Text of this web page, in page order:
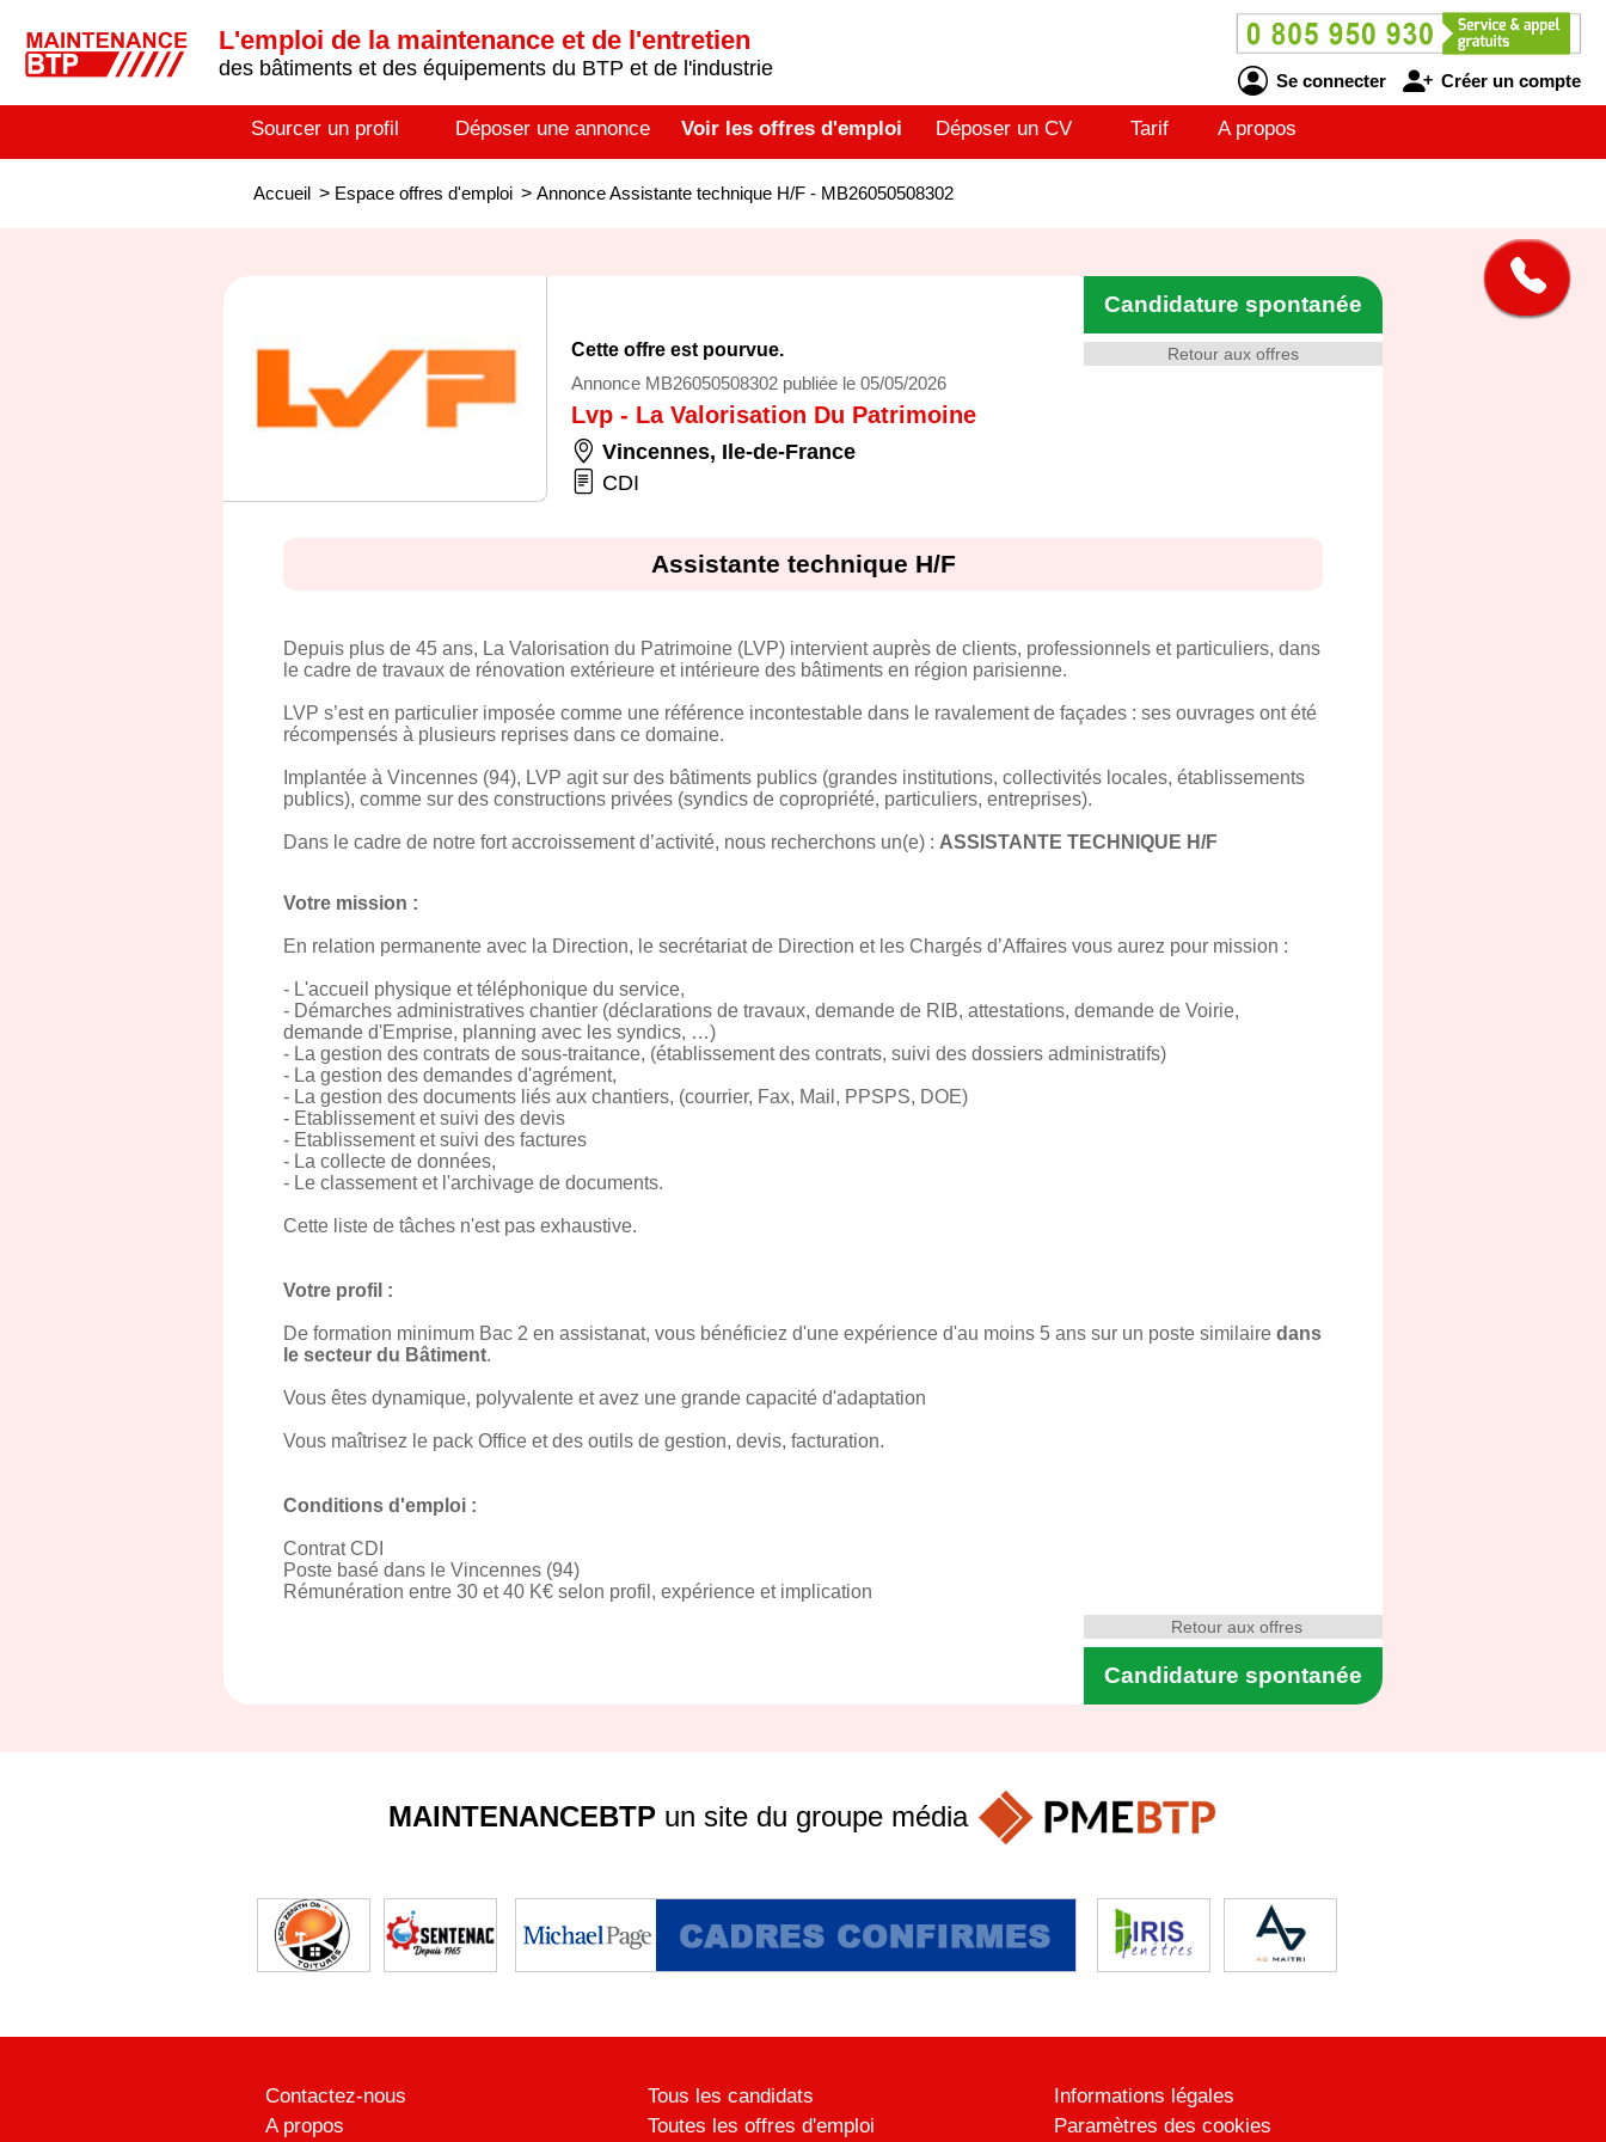
L'emploi de la maintenance et de l'entretien
des bâtiments et des équipements du BTP et de l'industrie
Se connecter Créer un compte
Sourcer un profil Déposer une annonce Voir les offres d'emploi Déposer un CV Tarif A propos
Accueil > Espace offres d'emploi > Annonce Assistante technique H/F - MB26050508302
Retour aux offres
Candidature spontanée
Cette offre est pourvue.
Annonce MB26050508302 publiée le 05/05/2026
Lvp - La Valorisation Du Patrimoine
Vincennes, Ile-de-France
CDI
Assistante technique H/F
Depuis plus de 45 ans, La Valorisation du Patrimoine (LVP) intervient auprès de clients, professionnels et particuliers, dans
le cadre de travaux de rénovation extérieure et intérieure des bâtiments en région parisienne.
LVP s’est en particulier imposée comme une référence incontestable dans le ravalement de façades : ses ouvrages ont été
récompensés à plusieurs reprises dans ce domaine.
Implantée à Vincennes (94), LVP agit sur des bâtiments publics (grandes institutions, collectivités locales, établissements
publics), comme sur des constructions privées (syndics de copropriété, particuliers, entreprises).
Dans le cadre de notre fort accroissement d’activité, nous recherchons un(e) : ASSISTANTE TECHNIQUE H/F
Votre mission :
En relation permanente avec la Direction, le secrétariat de Direction et les Chargés d’Affaires vous aurez pour mission :
- L'accueil physique et téléphonique du service,
- Démarches administratives chantier (déclarations de travaux, demande de RIB, attestations, demande de Voirie,
demande d'Emprise, planning avec les syndics, …)
- La gestion des contrats de sous-traitance, (établissement des contrats, suivi des dossiers administratifs)
- La gestion des demandes d'agrément,
- La gestion des documents liés aux chantiers, (courrier, Fax, Mail, PPSPS, DOE)
- Etablissement et suivi des devis
- Etablissement et suivi des factures
- La collecte de données,
- Le classement et l'archivage de documents.
Cette liste de tâches n'est pas exhaustive.
Votre profil :
De formation minimum Bac 2 en assistanat, vous bénéficiez d'une expérience d'au moins 5 ans sur un poste similaire dans
le secteur du Bâtiment.
Vous êtes dynamique, polyvalente et avez une grande capacité d'adaptation
Vous maîtrisez le pack Office et des outils de gestion, devis, facturation.
Conditions d'emploi :
Contrat CDI
Poste basé dans le Vincennes (94)
Rémunération entre 30 et 40 K€ selon profil, expérience et implication
Candidature spontanée
Retour aux offres
MAINTENANCEBTPun site du groupe média
Contactez-nous
A propos
Tous les candidats
Toutes les offres d'emploi
Informations légales
Paramètres des cookies